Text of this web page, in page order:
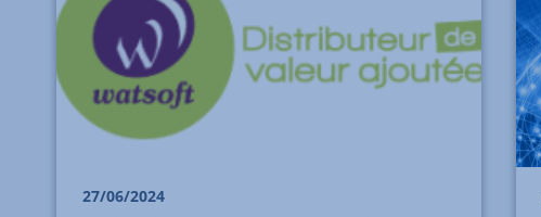
27/06/2024